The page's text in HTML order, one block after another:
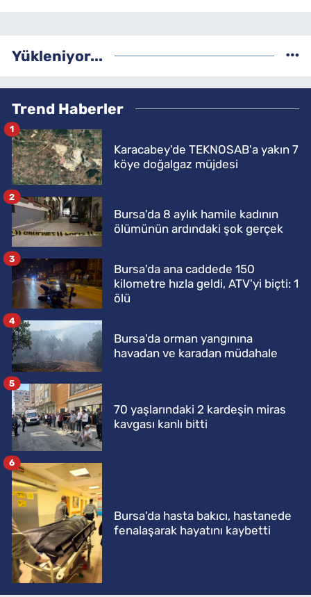
Yükleniyor...
Trend Haberler
Karacabey'de TEKNOSAB'a yakın 7
köye doğalgaz müjdesi
1
Bursa'da 8 aylık hamile kadının
ölümünün ardındaki şok gerçek
2
Bursa'da ana caddede 150
kilometre hızla geldi, ATV'yi biçti: 1
ölü
3
Bursa'da orman yangınına
havadan ve karadan müdahale
4
70 yaşlarındaki 2 kardeşin miras
kavgası kanlı bitti
5
Bursa'da hasta bakıcı, hastanede
fenalaşarak hayatını kaybetti
6